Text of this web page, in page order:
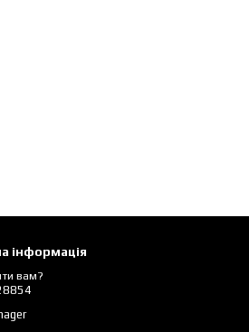
інформація
вам?